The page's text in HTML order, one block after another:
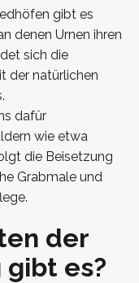
gibt es
denen Urnen ihren
sich die
der natürlichen
dafür
wie etwa
die Beisetzung
Grabmale und
der
es?